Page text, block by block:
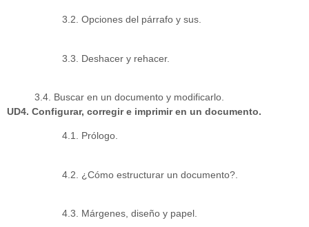
3.2. Opciones del párrafo y sus.
3.3. Deshacer y rehacer.
3.4. Buscar en un documento y modificarlo.
UD4. Configurar, corregir e imprimir en un documento.
4.1. Prólogo.
4.2. ¿Cómo estructurar un documento?.
4.3. Márgenes, diseño y papel.